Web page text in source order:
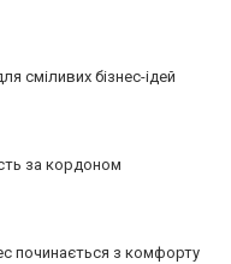
сміливих бізнес-ідей
за кордоном
починається з комфорту